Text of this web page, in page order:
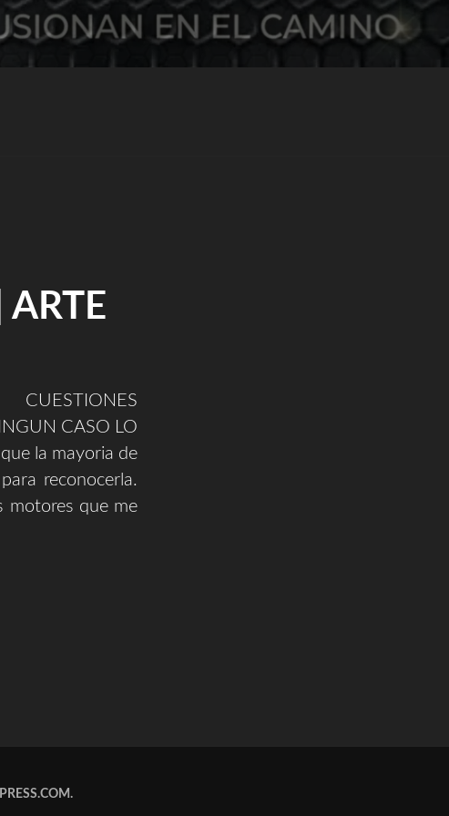
ARTE
CASO LO
la mayoria de
reconocerla.
motores que me
.